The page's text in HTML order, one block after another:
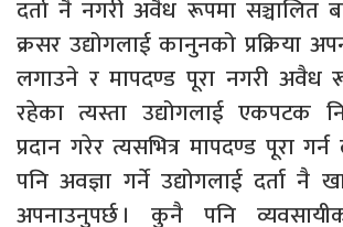
दर्ता नै नगरी अवैध रूपमा सञ्चालित
क्रसर उद्योगलाई कानुनको प्रक्रिया
लगाउने र मापदण्ड पूरा नगरी अवैध
रहेका त्यस्ता उद्योगलाई एकपटक
प्रदान गरेर त्यसभित्र मापदण्ड पूरा
पनि अवज्ञा गर्ने उद्योगलाई दर्ता नै
अपनाउनुपर्छ । कुनै पनि